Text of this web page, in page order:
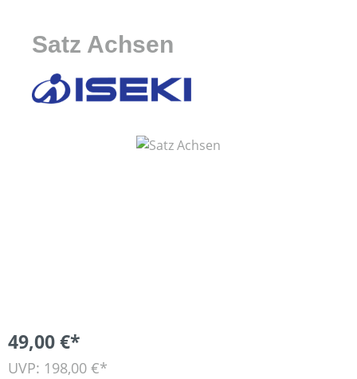
Satz Achsen
Bildergalerie überspringen
49,00 €*
UVP: 198,00 €*